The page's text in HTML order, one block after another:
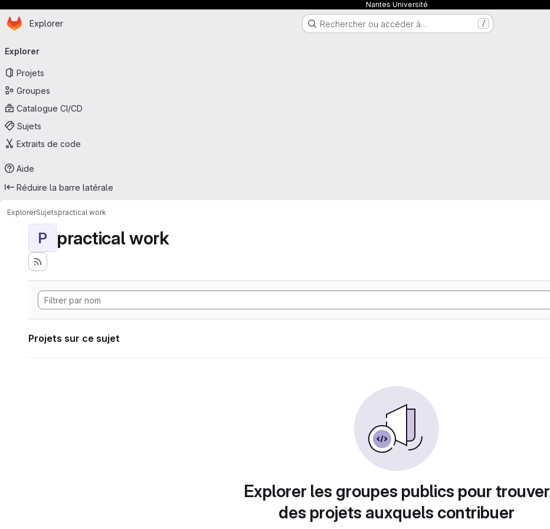
Nantes Université
Passer au contenu principal
Page d'accueil
Explorer Rechercher ou accéder à… /
principale
Explorer
Projets
Groupes
Catalogue CI/CD
Sujets
Extraits de code
Aide
Réduire la barre latérale
ExplorerSujetspractical work
P practical work
Projets sur ce sujet
Explorer les groupes publics pour trouver
des projets auxquels contribuer